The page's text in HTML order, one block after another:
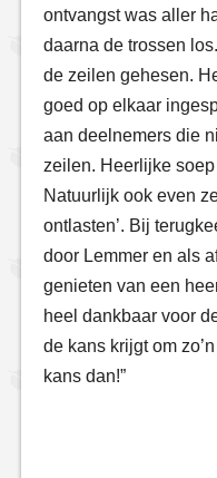
ontvangst was aller
daarna de trossen
de zeilen gehesen.
goed op elkaar
aan deelnemers die
zeilen. Heerlijke
Natuurlijk ook even
ontlasten’. Bij
door Lemmer en als
genieten van een
heel dankbaar voor
de kans krijgt om
kans dan!”